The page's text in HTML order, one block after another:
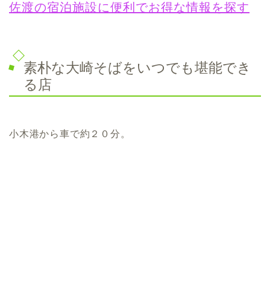
佐渡の宿泊施設に便利でお得な情報を探す
素朴な大崎そばをいつでも堪能でき
る店
小木港から車で約２０分。